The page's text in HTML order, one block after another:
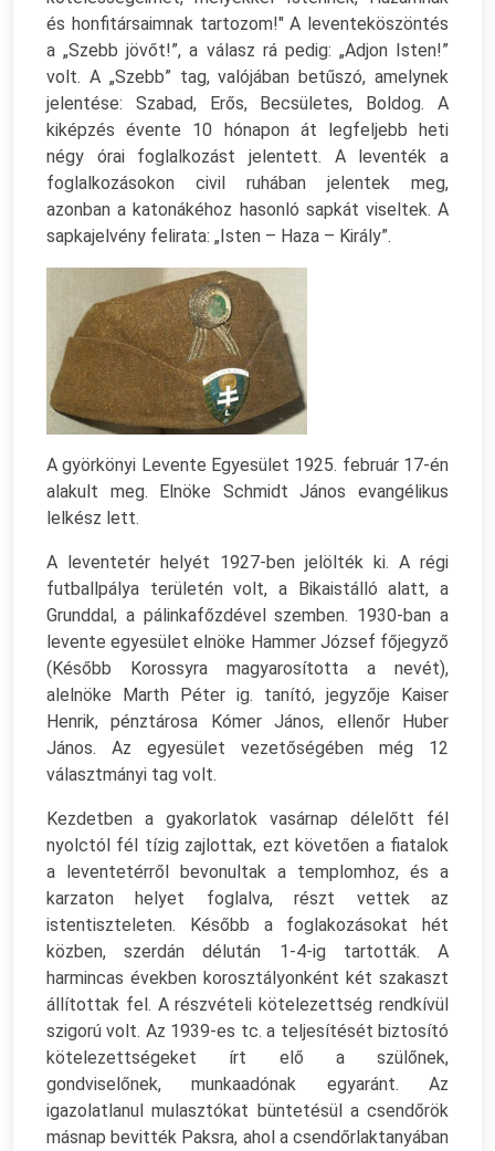
és honfitársaimnak tartozom!" A leventeköszöntés
a „Szebb jövőt!”, a válasz rá pedig: „Adjon Isten!”
volt. A „Szebb” tag, valójában betűszó, amelynek
jelentése: Szabad, Erős, Becsületes, Boldog. A
kiképzés évente 10 hónapon át legfeljebb heti
négy órai foglalkozást jelentett. A leventék a
foglalkozásokon civil ruhában jelentek meg,
azonban a katonákéhoz hasonló sapkát viseltek. A
sapkajelvény felirata: „Isten – Haza – Király”.
A györkönyi Levente Egyesület 1925. február 17-én
alakult meg. Elnöke Schmidt János evangélikus
lelkész lett.
A leventetér helyét 1927-ben jelölték ki. A régi
futballpálya területén volt, a Bikaistálló alatt, a
Grunddal, a pálinkafőzdével szemben. 1930-ban a
levente egyesület elnöke Hammer József főjegyző
(Később Korossyra magyarosította a nevét),
alelnöke Marth Péter ig. tanító, jegyzője Kaiser
Henrik, pénztárosa Kómer János, ellenőr Huber
János. Az egyesület vezetőségében még 12
választmányi tag volt.
Kezdetben a gyakorlatok vasárnap délelőtt fél
nyolctól fél tízig zajlottak, ezt követően a fiatalok
a leventetérről bevonultak a templomhoz, és a
karzaton helyet foglalva, részt vettek az
istentiszteleten. Később a foglakozásokat hét
közben, szerdán délután 1-4-ig tartották. A
harmincas években korosztályonként két szakaszt
állítottak fel. A részvételi kötelezettség rendkívül
szigorú volt. Az 1939-es tc. a teljesítését biztosító
kötelezettségeket írt elő a szülőnek,
gondviselőnek, munkaadónak egyaránt. Az
igazolatlanul mulasztókat büntetésül a csendőrök
másnap bevitték Paksra, ahol a csendőrlaktanyában